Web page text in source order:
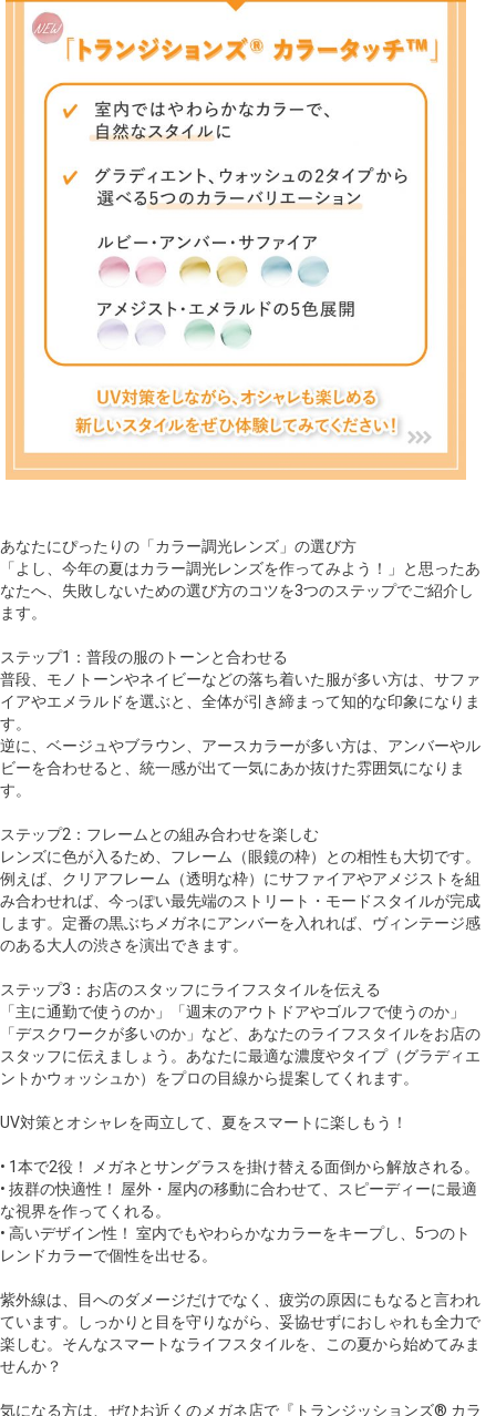
あなたにぴったりの「カラー調光レンズ」の選び方
「よし、今年の夏はカラー調光レンズを作ってみよう！」と思ったあ
なたへ、失敗しないための選び方のコツを3つのステップでご紹介し
ます。
ステップ1：普段の服のトーンと合わせる
普段、モノトーンやネイビーなどの落ち着いた服が多い方は、サファ
イアやエメラルドを選ぶと、全体が引き締まって知的な印象になりま
す。
逆に、ベージュやブラウン、アースカラーが多い方は、アンバーやル
ビーを合わせると、統一感が出て一気にあか抜けた雰囲気になりま
す。
ステップ2：フレームとの組み合わせを楽しむ
レンズに色が入るため、フレーム（眼鏡の枠）との相性も大切です。
例えば、クリアフレーム（透明な枠）にサファイアやアメジストを組
み合わせれば、今っぽい最先端のストリート・モードスタイルが完成
します。定番の黒ぶちメガネにアンバーを入れれば、ヴィンテージ感
のある大人の渋さを演出できます。
ステップ3：お店のスタッフにライフスタイルを伝える
「主に通勤で使うのか」「週末のアウトドアやゴルフで使うのか」
「デスクワークが多いのか」など、あなたのライフスタイルをお店の
スタッフに伝えましょう。あなたに最適な濃度やタイプ（グラディエ
ントかウォッシュか）をプロの目線から提案してくれます。
UV対策とオシャレを両立して、夏をスマートに楽しもう！
• 1本で2役！ メガネとサングラスを掛け替える面倒から解放される。
• 抜群の快適性！ 屋外・屋内の移動に合わせて、スピーディーに最適
な視界を作ってくれる。
• 高いデザイン性！ 室内でもやわらかなカラーをキープし、5つのト
レンドカラーで個性を出せる。
紫外線は、目へのダメージだけでなく、疲労の原因にもなると言われ
ています。しっかりと目を守りながら、妥協せずにおしゃれも全力で
楽しむ。そんなスマートなライフスタイルを、この夏から始めてみま
せんか？
気になる方は、ぜひお近くのメガネ店で『トランジッションズ® カラ